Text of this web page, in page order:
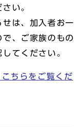
い。
は、加入者お一
、ご家族のもの
てください。
ちらをご覧くだ